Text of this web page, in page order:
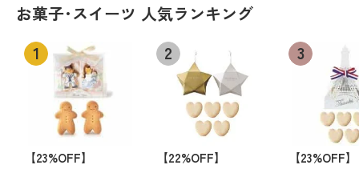
お菓子･スイーツ 人気ランキング
【23%OFF】
【22%OFF】
【23%OFF】